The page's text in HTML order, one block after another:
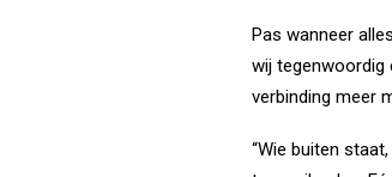
Pas wanneer
wij tegenwoordig
verbinding meer
“Wie buiten